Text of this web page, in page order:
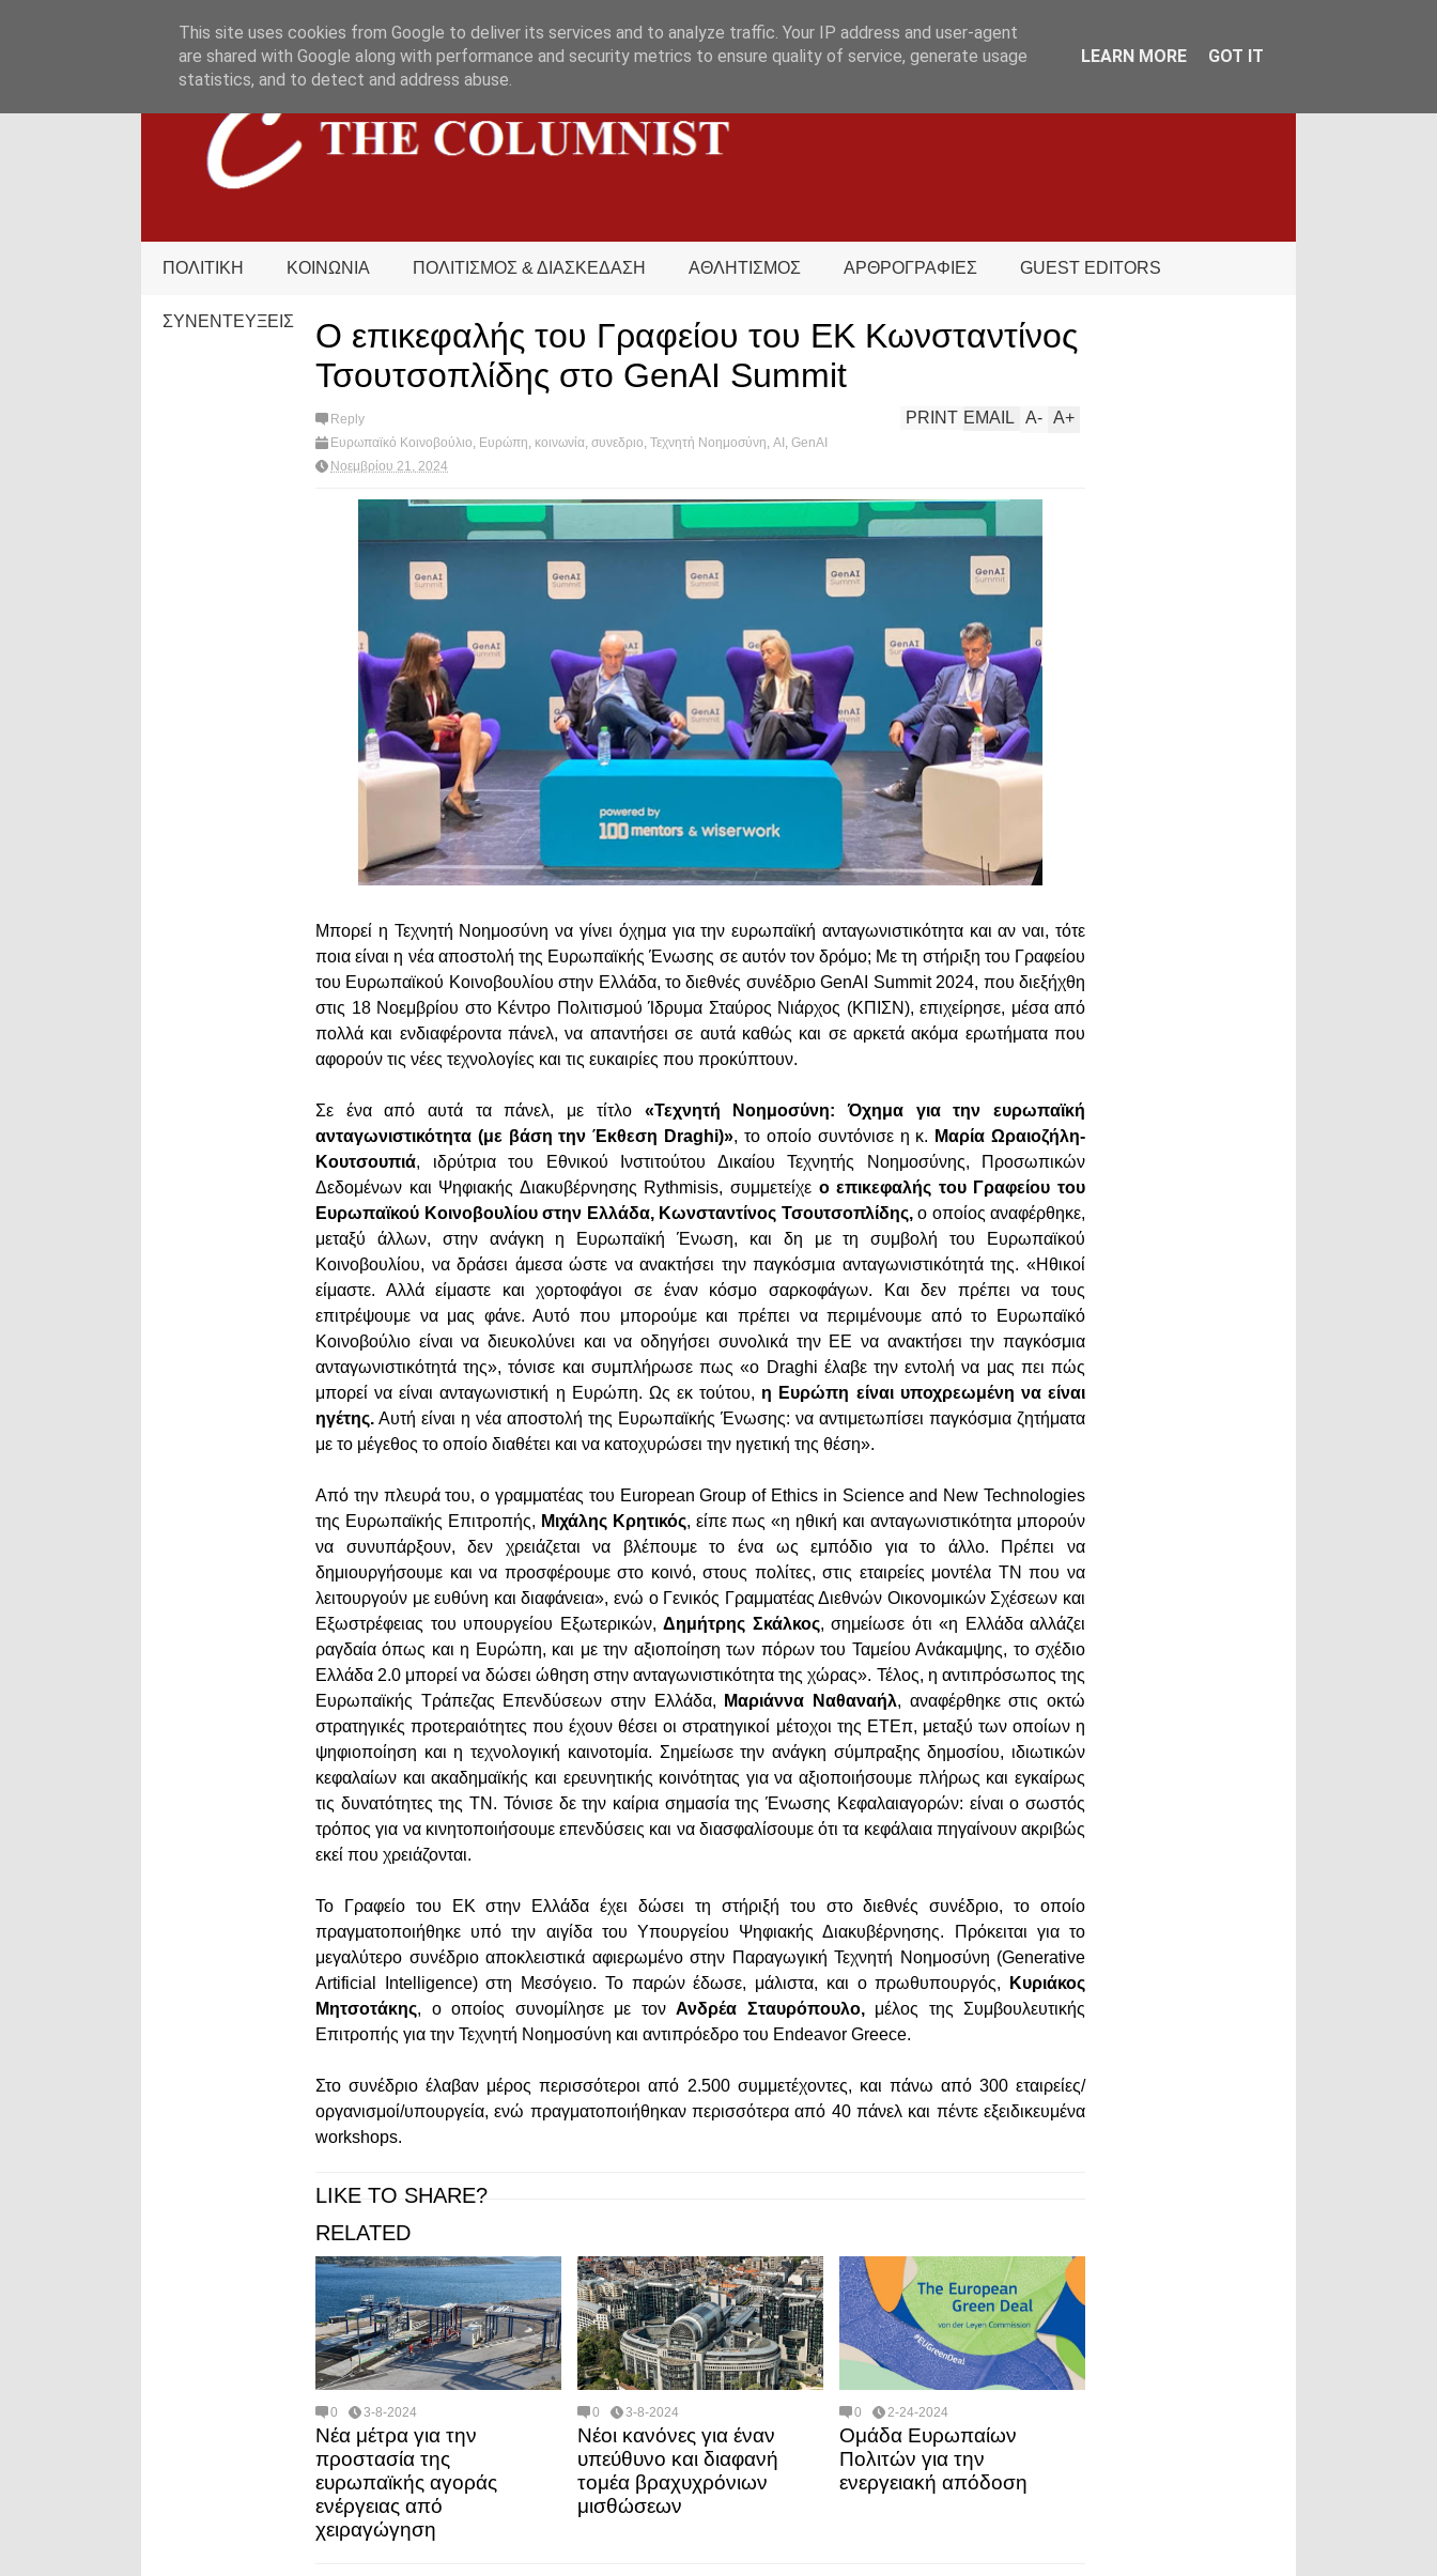
ΠΟΛΙΤΙΚΗ ΚΟΙΝΩΝΙΑ ΠΟΛΙΤΙΣΜΟΣ & ΔΙΑΣΚΕΔΑΣΗ ΑΘΛΗΤΙΣΜΟΣ ΑΡΘΡΟΓΡΑΦΙΕΣ GUEST EDITORS
ΣΥΝΕΝΤΕΥΞΕΙΣ
Ο επικεφαλής του Γραφείου του ΕΚ Κωνσταντίνος
Τσουτσοπλίδης στο GenAI Summit
Reply
Ευρωπαϊκό Κοινοβούλιο Ευρώπη κοινωνία συνεδριο Τεχνητή Νοημοσύνη AI GenAI
Νοεμβρίου 21, 2024
A+
A-
EMAIL
PRINT
Μπορεί η Τεχνητή Νοημοσύνη να γίνει όχημα για την ευρωπαϊκή ανταγωνιστικότητα και αν ναι, τότε
ποια είναι η νέα αποστολή της Ευρωπαϊκής Ένωσης σε αυτόν τον δρόμο; Με τη στήριξη του Γραφείου
του Ευρωπαϊκού Κοινοβουλίου στην Ελλάδα, το διεθνές συνέδριο GenAI Summit 2024, που διεξήχθη
στις 18 Νοεμβρίου στο Κέντρο Πολιτισμού Ίδρυμα Σταύρος Νιάρχος (ΚΠΙΣΝ), επιχείρησε, μέσα από
πολλά και ενδιαφέροντα πάνελ, να απαντήσει σε αυτά καθώς και σε αρκετά ακόμα ερωτήματα που
αφορούν τις νέες τεχνολογίες και τις ευκαιρίες που προκύπτουν.
Σε ένα από αυτά τα πάνελ, με τίτλο «Τεχνητή Νοημοσύνη: Όχημα για την ευρωπαϊκή
ανταγωνιστικότητα (με βάση την Έκθεση Draghi)», το οποίο συντόνισε η κ. Μαρία Ωραιοζήλη-
Κουτσουπιά, ιδρύτρια του Εθνικού Ινστιτούτου Δικαίου Τεχνητής Νοημοσύνης, Προσωπικών
Δεδομένων και Ψηφιακής Διακυβέρνησης Rythmisis, συμμετείχε ο επικεφαλής του Γραφείου του
Ευρωπαϊκού Κοινοβουλίου στην Ελλάδα, Κωνσταντίνος Τσουτσοπλίδης, ο οποίος αναφέρθηκε,
μεταξύ άλλων, στην ανάγκη η Ευρωπαϊκή Ένωση, και δη με τη συμβολή του Ευρωπαϊκού
Κοινοβουλίου, να δράσει άμεσα ώστε να ανακτήσει την παγκόσμια ανταγωνιστικότητά της. «Ηθικοί
είμαστε. Αλλά είμαστε και χορτοφάγοι σε έναν κόσμο σαρκοφάγων. Και δεν πρέπει να τους
επιτρέψουμε να μας φάνε. Αυτό που μπορούμε και πρέπει να περιμένουμε από το Ευρωπαϊκό
Κοινοβούλιο είναι να διευκολύνει και να οδηγήσει συνολικά την ΕΕ να ανακτήσει την παγκόσμια
ανταγωνιστικότητά της», τόνισε και συμπλήρωσε πως «ο Draghi έλαβε την εντολή να μας πει πώς
μπορεί να είναι ανταγωνιστική η Ευρώπη. Ως εκ τούτου, η Ευρώπη είναι υποχρεωμένη να είναι
ηγέτης. Αυτή είναι η νέα αποστολή της Ευρωπαϊκής Ένωσης: να αντιμετωπίσει παγκόσμια ζητήματα
με το μέγεθος το οποίο διαθέτει και να κατοχυρώσει την ηγετική της θέση».
Από την πλευρά του, ο γραμματέας του European Group of Ethics in Science and New Technologies
της Ευρωπαϊκής Επιτροπής, Μιχάλης Κρητικός, είπε πως «η ηθική και ανταγωνιστικότητα μπορούν
να συνυπάρξουν, δεν χρειάζεται να βλέπουμε το ένα ως εμπόδιο για το άλλο. Πρέπει να
δημιουργήσουμε και να προσφέρουμε στο κοινό, στους πολίτες, στις εταιρείες μοντέλα ΤΝ που να
λειτουργούν με ευθύνη και διαφάνεια», ενώ ο Γενικός Γραμματέας Διεθνών Οικονομικών Σχέσεων και
Εξωστρέφειας του υπουργείου Εξωτερικών, Δημήτρης Σκάλκος, σημείωσε ότι «η Ελλάδα αλλάζει
ραγδαία όπως και η Ευρώπη, και με την αξιοποίηση των πόρων του Ταμείου Ανάκαμψης, το σχέδιο
Ελλάδα 2.0 μπορεί να δώσει ώθηση στην ανταγωνιστικότητα της χώρας». Τέλος, η αντιπρόσωπος της
Ευρωπαϊκής Τράπεζας Επενδύσεων στην Ελλάδα,
Μαριάννα Ναθαναήλ, αναφέρθηκε στις οκτώ
στρατηγικές προτεραιότητες που έχουν θέσει οι στρατηγικοί μέτοχοι της ΕΤΕπ, μεταξύ των οποίων η
ψηφιοποίηση και η τεχνολογική καινοτομία. Σημείωσε την ανάγκη σύμπραξης δημοσίου, ιδιωτικών
κεφαλαίων και ακαδημαϊκής και ερευνητικής κοινότητας για να αξιοποιήσουμε πλήρως και εγκαίρως
τις δυνατότητες της ΤΝ. Τόνισε δε την καίρια σημασία της Ένωσης Κεφαλαιαγορών: είναι ο σωστός
τρόπος για να κινητοποιήσουμε επενδύσεις και να διασφαλίσουμε ότι τα κεφάλαια πηγαίνουν ακριβώς
εκεί που χρειάζονται.
Το Γραφείο του ΕΚ στην Ελλάδα έχει δώσει τη στήριξή του στο διεθνές συνέδριο, το οποίο
πραγματοποιήθηκε υπό την αιγίδα του Υπουργείου Ψηφιακής Διακυβέρνησης. Πρόκειται για το
μεγαλύτερο συνέδριο αποκλειστικά αφιερωμένο στην Παραγωγική Τεχνητή Νοημοσύνη (Generative
Artificial Intelligence) στη Μεσόγειο. Το παρών έδωσε, μάλιστα, και ο πρωθυπουργός,
Κυριάκος
Μητσοτάκης, ο οποίος συνομίλησε με τον Ανδρέα Σταυρόπουλο, μέλος της Συμβουλευτικής
Επιτροπής για την Τεχνητή Νοημοσύνη και αντιπρόεδρο του Endeavor Greece.
Στο συνέδριο έλαβαν μέρος περισσότεροι από 2.500 συμμετέχοντες, και πάνω από 300 εταιρείες/
οργανισμοί/υπουργεία, ενώ πραγματοποιήθηκαν περισσότερα από 40 πάνελ και πέντε εξειδικευμένα
workshops.
LIKE TO SHARE?
RELATED
0 3-8-2024
Νέα μέτρα για την
προστασία της
ευρωπαϊκής αγοράς
ενέργειας από
χειραγώγηση
0 3-8-2024
Νέοι κανόνες για έναν
υπεύθυνο και διαφανή
τομέα βραχυχρόνιων
μισθώσεων
0 2-24-2024
Ομάδα Ευρωπαίων
Πολιτών για την
ενεργειακή απόδοση
This site uses cookies from Google to deliver its services and to analyze traffic. Your IP address and user-agent
are shared with Google along with performance and security metrics to ensure quality of service, generate usage
statistics, and to detect and address abuse.
LEARN MORE GOT IT